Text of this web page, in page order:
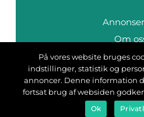
Om
Kontakta
På vores website bruges
indstillinger, statistik og
annoncer. Denne information
fortsat brug af websiden
Ok